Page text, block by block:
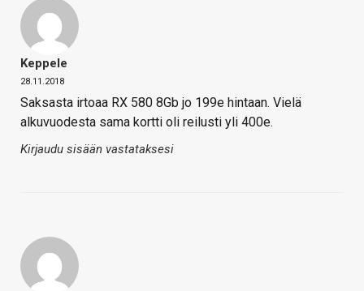
Keppele
28.11.2018
Saksasta irtoaa RX 580 8Gb jo 199e hintaan. Vielä
alkuvuodesta sama kortti oli reilusti yli 400e.
Kirjaudu sisään vastataksesi